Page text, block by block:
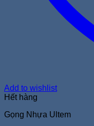
Add to wishlist
Hết hàng
Gọng Nhựa Ultem